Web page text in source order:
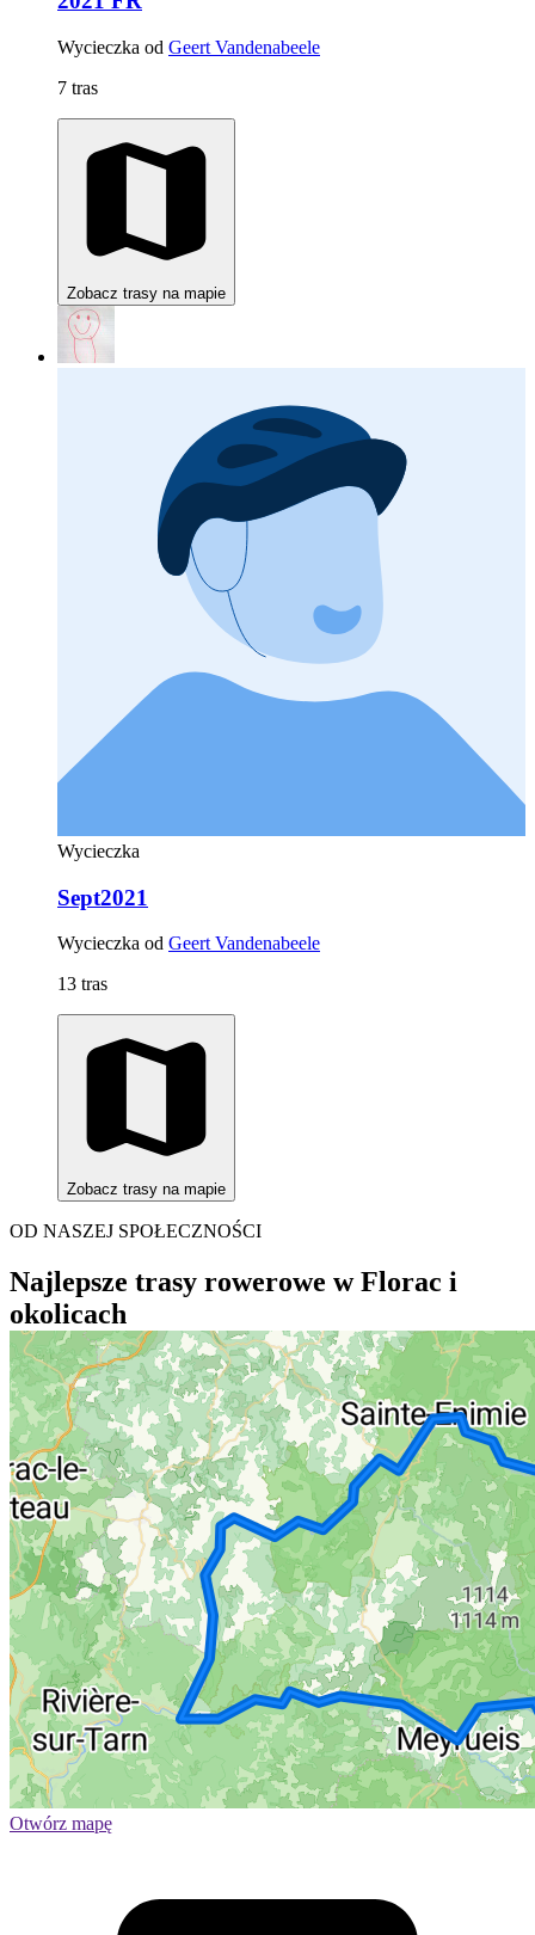
Wycieczka od Geert Vandenabeele
7 tras
Zobacz trasy na mapie
Wycieczka
Sept2021
Wycieczka od Geert Vandenabeele
13 tras
Zobacz trasy na mapie
OD NASZEJ SPOŁECZNOŚCI
Najlepsze trasy rowerowe w Florac i
okolicach
Otwórz mapę